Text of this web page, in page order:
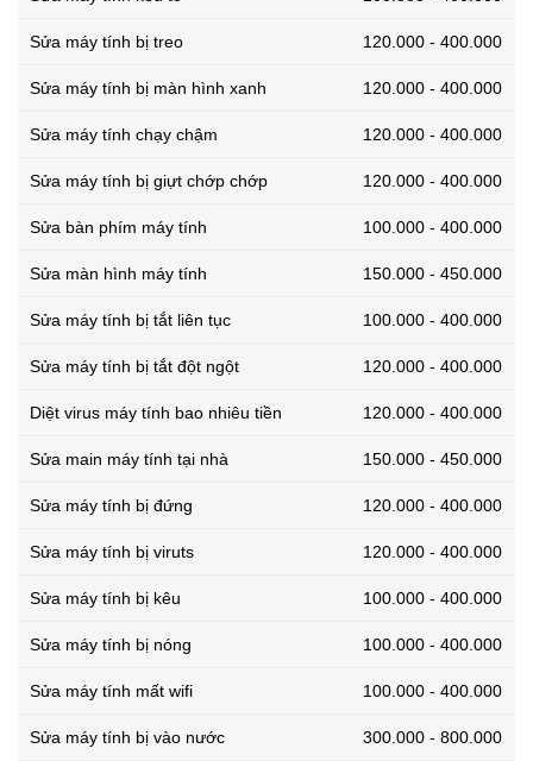
Sửa máy tính bị treo 120.000 - 400.000
Sửa máy tính bị màn hình xanh 120.000 - 400.000
Sửa máy tính chạy chậm 120.000 - 400.000
Sửa máy tính bị giựt chớp chớp 120.000 - 400.000
Sửa bàn phím máy tính 100.000 - 400.000
Sửa màn hình máy tính 150.000 - 450.000
Sửa máy tính bị tắt liên tục 100.000 - 400.000
Sửa máy tính bị tắt đột ngột 120.000 - 400.000
Diệt virus máy tính bao nhiêu tiền 120.000 - 400.000
Sửa main máy tính tại nhà 150.000 - 450.000
Sửa máy tính bị đứng 120.000 - 400.000
Sửa máy tính bị viruts 120.000 - 400.000
Sửa máy tính bị kêu 100.000 - 400.000
Sửa máy tính bị nóng 100.000 - 400.000
Sửa máy tính mất wifi 100.000 - 400.000
Sửa máy tính bị vào nước 300.000 - 800.000